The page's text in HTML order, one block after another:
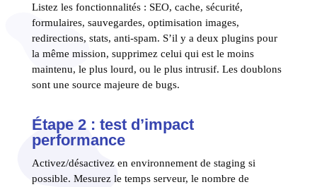
Listez les fonctionnalités : SEO, cache, sécurité,
formulaires, sauvegardes, optimisation images,
redirections, stats, anti-spam. S’il y a deux plugins pour
la même mission, supprimez celui qui est le moins
maintenu, le plus lourd, ou le plus intrusif. Les doublons
sont une source majeure de bugs.
Étape 2 : test d’impact
performance
Activez/désactivez en environnement de staging si
possible. Mesurez le temps serveur, le nombre de